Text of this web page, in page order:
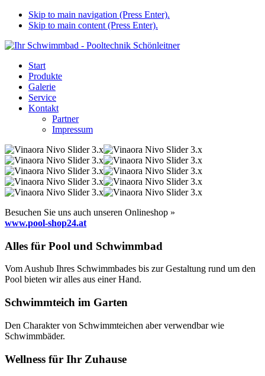
Skip to main navigation (Press Enter).
Skip to main content (Press Enter).
Start
Produkte
Galerie
Service
Kontakt
Partner
Impressum
Besuchen Sie uns auch unseren Onlineshop »
www.pool-shop24.at
Alles für Pool und Schwimmbad
Vom Aushub Ihres Schwimmbades bis zur Gestaltung rund um den
Pool bieten wir alles aus einer Hand.
Schwimmteich im Garten
Den Charakter von Schwimmteichen aber verwendbar wie
Schwimmbäder.
Wellness für Ihr Zuhause